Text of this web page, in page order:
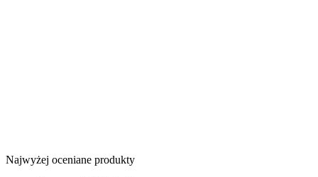
Najwyżej oceniane produkty